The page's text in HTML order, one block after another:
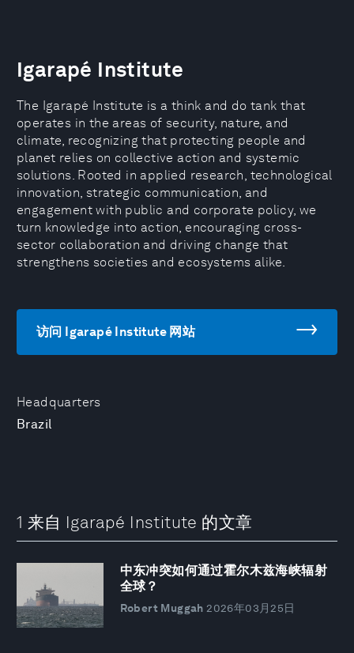
Headquarters
Brazil
Igarapé Institute
The Igarapé Institute is a think and do tank that
operates in the areas of security, nature, and
climate, recognizing that protecting people and
planet relies on collective action and systemic
solutions. Rooted in applied research, technological
innovation, strategic communication, and
engagement with public and corporate policy, we
turn knowledge into action, encouraging cross-
sector collaboration and driving change that
strengthens societies and ecosystems alike.
访问 Igarapé Institute 网站
1 来自 Igarapé Institute 的文章
中东冲突如何通过霍尔木兹海峡辐射
全球？
Robert Muggah 2026年03月25日